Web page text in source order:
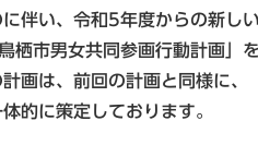
伴い、令和5年度からの新し
栖市男女共同参画行動計画」
画は、前回の計画と同様に、
的に策定しております。